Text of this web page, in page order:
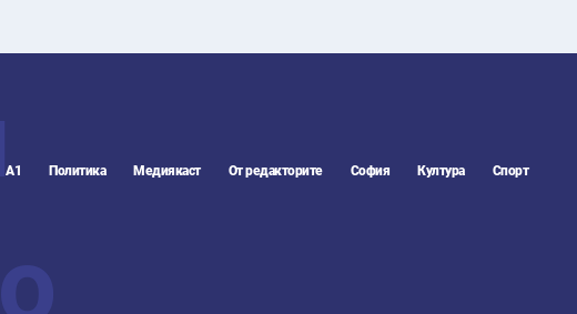
А1 Политика Медиякаст От редакторите София Култура
Спорт